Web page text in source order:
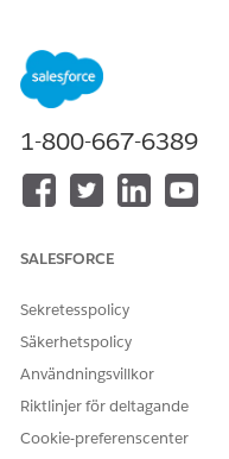
Tillgängliga i:
Editions
Testdata för att
Manager.
Rapportera ett förlorat
rapportera ett förlorat
tillgängliga för en
registrerats, välj att få
hemadressen eller en
Registrera en
Använd
registrera en
1-800-667-6389
SALESFORCE
Sekretesspolicy
Säkerhetspolicy
Användningsvillkor
Riktlinjer för deltagande
Cookie-preferenscenter